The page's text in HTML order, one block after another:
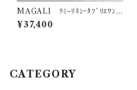
MAGALI ﾗﾐｰﾘﾈﾝ･ﾀﾌﾞﾘｴﾜﾝ
ﾋﾟｰｽ (ﾌｫﾚｽﾄｸﾞﾘｰﾝ) OP205G
R
¥37,400
CATEGORY